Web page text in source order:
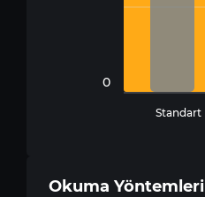
0
Standart
Okuma Yöntemleri